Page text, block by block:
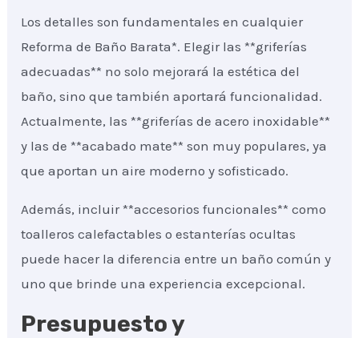
Los detalles son fundamentales en cualquier
Reforma de Baño Barata*. Elegir las **griferías
adecuadas** no solo mejorará la estética del
baño, sino que también aportará funcionalidad.
Actualmente, las **griferías de acero inoxidable**
y las de **acabado mate** son muy populares, ya
que aportan un aire moderno y sofisticado.
Además, incluir **accesorios funcionales** como
toalleros calefactables o estanterías ocultas
puede hacer la diferencia entre un baño común y
uno que brinde una experiencia excepcional.
Presupuesto y